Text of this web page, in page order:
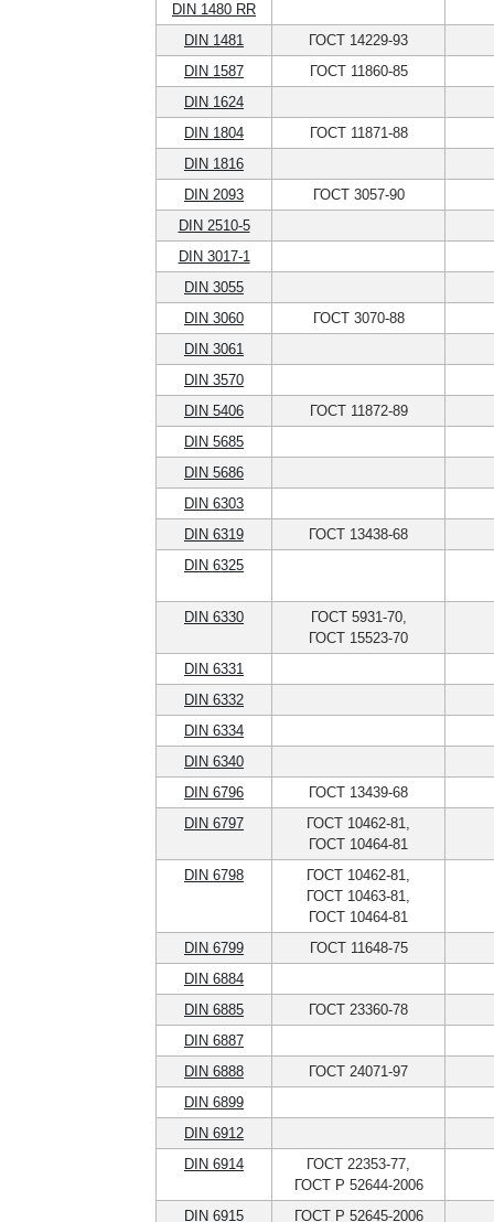
DIN 1480 RR
DIN 1481
ГОСТ 14229-93
DIN 1587
ГОСТ 11860-85
DIN 1624
DIN 1804
ГОСТ 11871-88
DIN 1816
DIN 2093
ГОСТ 3057-90
DIN 2510-5
DIN 3017-1
DIN 3055
DIN 3060
ГОСТ 3070-88
DIN 3061
DIN 3570
DIN 5406
ГОСТ 11872-89
DIN 5685
DIN 5686
DIN 6303
DIN 6319
ГОСТ 13438-68
DIN 6325
DIN 6330
ГОСТ 5931-70,
ГОСТ 15523-70
DIN 6331
DIN 6332
DIN 6334
DIN 6340
DIN 6796
ГОСТ 13439-68
DIN 6797
ГОСТ 10462-81,
ГОСТ 10464-81
DIN 6798
ГОСТ 10462-81,
ГОСТ 10463-81,
ГОСТ 10464-81
DIN 6799
ГОСТ 11648-75
DIN 6884
DIN 6885
ГОСТ 23360-78
DIN 6887
DIN 6888
ГОСТ 24071-97
DIN 6899
DIN 6912
DIN 6914
ГОСТ 22353-77,
ГОСТ Р 52644-2006
DIN 6915
ГОСТ Р 52645-2006